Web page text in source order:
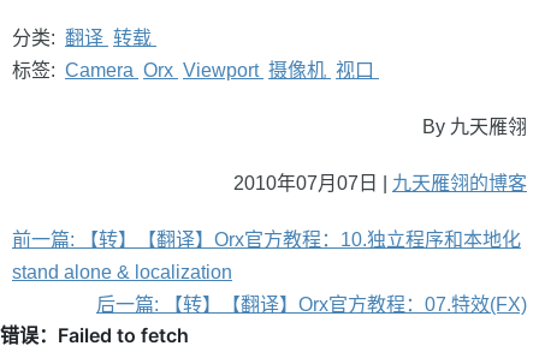
分类: 翻译 转载
标签: Camera Orx Viewport 摄像机 视口
By 九天雁翎
2010年07月07日 | 九天雁翎的博客
前一篇: 【转】【翻译】Orx官方教程：10.独立程序和本地化
stand alone & localization
后一篇: 【转】【翻译】Orx官方教程：07.特效(FX)